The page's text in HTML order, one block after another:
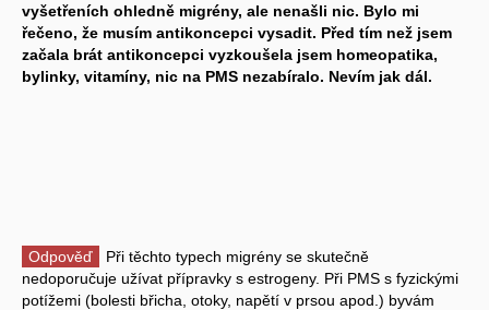
vyšetřeních ohledně migrény, ale nenašli nic. Bylo mi
řečeno, že musím antikoncepci vysadit. Před tím než jsem
začala brát antikoncepci vyzkoušela jsem homeopatika,
bylinky, vitamíny, nic na PMS nezabíralo. Nevím jak dál.
Odpověď
Při těchto typech migrény se skutečně
nedoporučuje užívat přípravky s estrogeny. Při PMS s fyzickými
potížemi (bolesti břicha, otoky, napětí v prsou apod.) byvám